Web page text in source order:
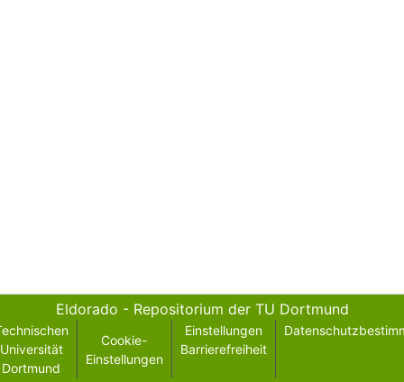
Eldorado - Repositorium der TU Dortmund
Universität
Dortmund
Cookie-
Einstellungen
Einstellungen
Barrierefreiheit